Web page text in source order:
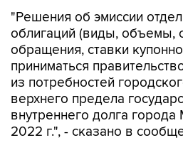
обращения, ставки
приниматься
из потребностей
верхнего предела
внутреннего долга
2022 г.", - сказано в
Привлечение займов